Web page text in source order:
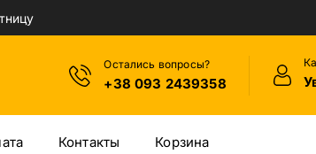
Остались вопросы?
+38 093 2439358
Контакты Корзина